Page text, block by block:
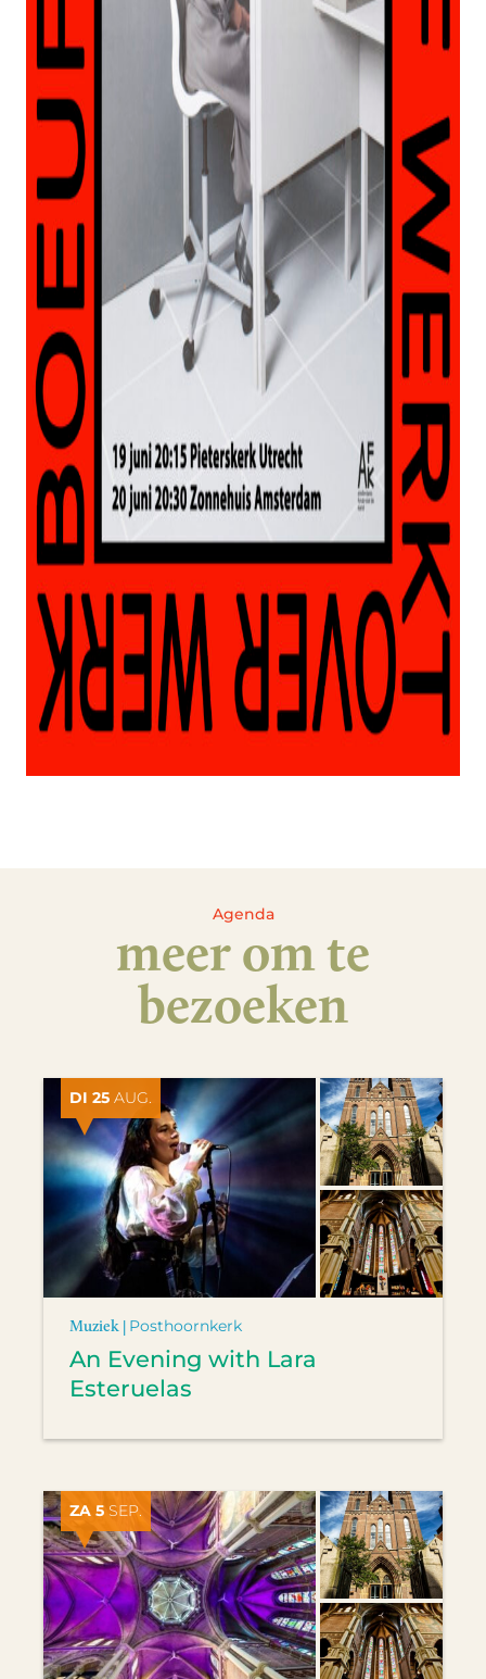
Agenda
meer om te
bezoeken
DI 25 AUG.
Muziek | Posthoornkerk
An Evening with Lara
Esteruelas
ZA 5 SEP.